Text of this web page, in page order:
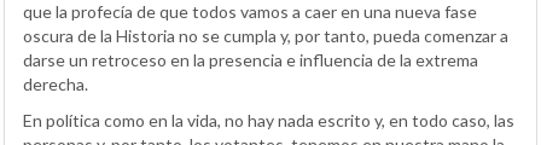
que la profecía de que todos vamos a caer en una nueva fase
oscura de la Historia no se cumpla y, por tanto, pueda comenzar a
darse un retroceso en la presencia e influencia de la extrema
derecha.
En política como en la vida, no hay nada escrito y, en todo caso, las